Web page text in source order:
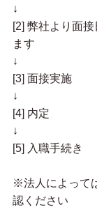
↓
[2] 弊社より面
ます
↓
[3] 面接実施
↓
[4] 内定
↓
[5] 入職手続き
※法人によって
認ください